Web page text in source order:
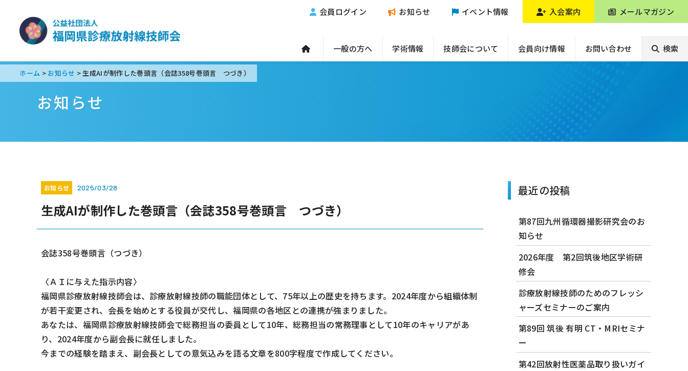
会員ログイン お知らせ イベント情報 入会案内 メールマガジン
一般の方へ 学術情報 技師会について 会員向け情報 お問い合わせ 検索
ホーム > お知らせ >生成AIが制作した巻頭言（会誌358号巻頭言 つづき）
お知らせ
お知らせ 2025/03/28
生成AIが制作した巻頭言（会誌358号巻頭言 つづき）
会誌358号巻頭言（つづき）
〈ＡＩに与えた指示内容〉
福岡県診療放射線技師会は、診療放射線技師の職能団体として、75年以上の歴史を持ちます。2024年度から組織体制
が若干変更され、会長を始めとする役員が交代し、福岡県の各地区との連携が強まりました。
あなたは、福岡県診療放射線技師会で総務担当の委員として10年、総務担当の常務理事として10年のキャリアがあ
り、2024年度から副会長に就任しました。
今までの経験を踏まえ、副会長としての意気込みを語る文章を800字程度で作成してください。
最近の投稿
第87回九州循環器撮影研究会のお
知らせ
2026年度 第2回筑後地区学術研
修会
診療放射線技師のためのフレッシ
ャーズセミナーのご案内
第89回 筑後 有明 CT・MRIセミナ
ー
第42回放射性医薬品取り扱いガイ